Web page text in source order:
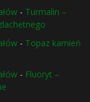
- Turmalin –
- Topaz kamień
- Fluoryt –